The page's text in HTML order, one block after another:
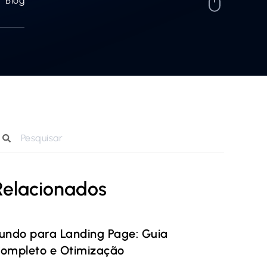
para Landing Page: Guia
e Otimização